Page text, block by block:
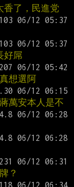
香了，民進党
好屌
想選阿
萬安本人是不
？